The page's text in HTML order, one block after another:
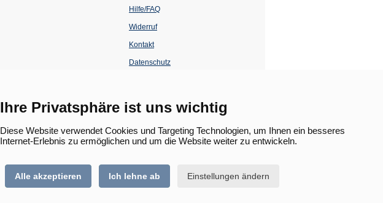
Ihre Privatsphäre ist uns wichtig
Diese Website verwendet Cookies und Targeting Technologien, um Ihnen ein besseres
Internet-Erlebnis zu ermöglichen und um die Website weiter zu entwickeln.
Alle akzeptieren Ich lehne ab Einstellungen ändern
Hilfe/FAQ
Widerruf
Kontakt
Datenschutz
einem
neuen